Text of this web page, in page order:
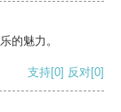
的魅力。
支持[0] 反对[0]